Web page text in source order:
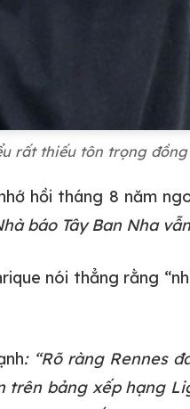
rất thiếu tôn trọng đồng
hồi tháng 8 năm
báo Tây Ban Nha
nói thẳng rằng
: “Rõ ràng Rennes
bảng xếp hạng